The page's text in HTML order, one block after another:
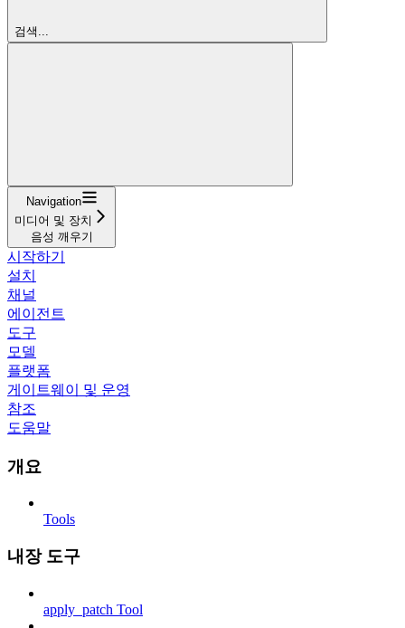
검색...
Navigation
미디어 및 장치
음성 깨우기
시작하기
설치
채널
에이전트
도구
모델
플랫폼
게이트웨이 및 운영
참조
도움말
개요
Tools
내장 도구
apply_patch Tool